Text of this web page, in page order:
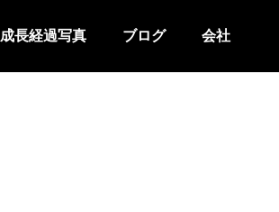
成長経過写真 ブログ 会社